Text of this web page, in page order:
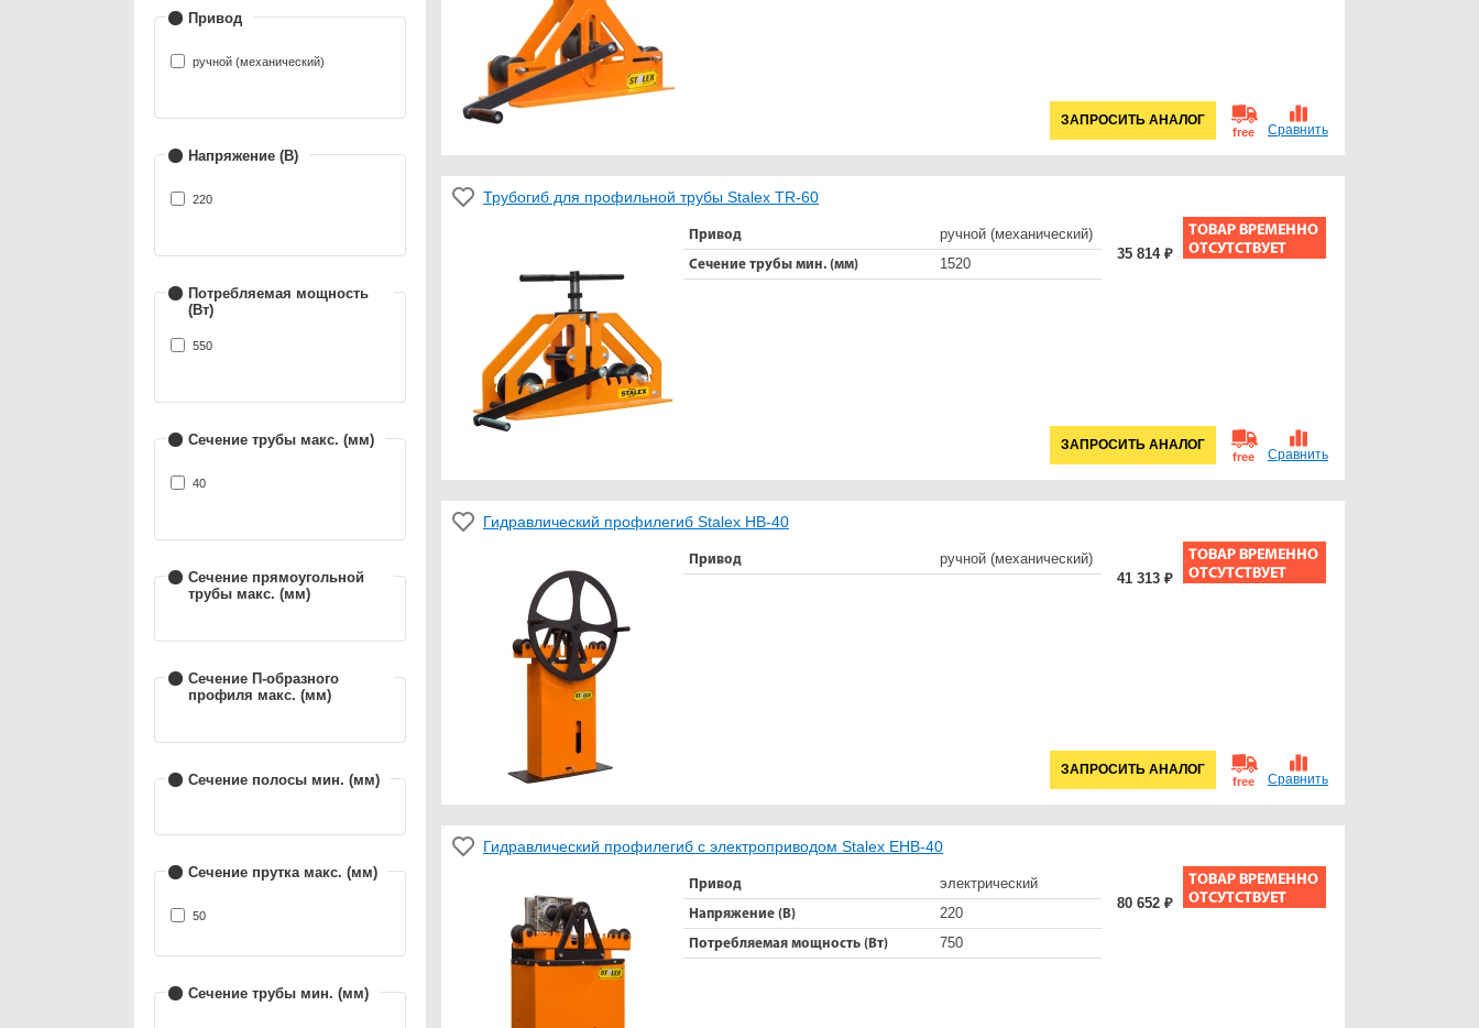
Привод
ручной (механический)
Напряжение (В)
220
Потребляемая мощность
(Вт)
550
Сечение трубы макс. (мм)
40
Сечение прямоугольной
трубы макс. (мм)
Сечение П-образного
профиля макс. (мм)
Сечение полосы мин. (мм)
Сечение прутка макс. (мм)
50
Сечение трубы мин. (мм)
Сравнить
ЗАПРОСИТЬ АНАЛОГ
free
Сравнить
Трубогиб для профильной трубы Stalex TR-60
Привод ручной (механический)
Сечение трубы мин. (мм) 1520
35 814 ₽
ЗАПРОСИТЬ АНАЛОГ
free
Сравнить
Гидравлический профилегиб Stalex HB-40
Привод
ручной (механический)
41 313 ₽
ЗАПРОСИТЬ АНАЛОГ
free
Гидравлический профилегиб с электроприводом Stalex EHB-40
Привод электрический
Напряжение (В) 220
Потребляемая мощность (Вт) 750
80 652 ₽